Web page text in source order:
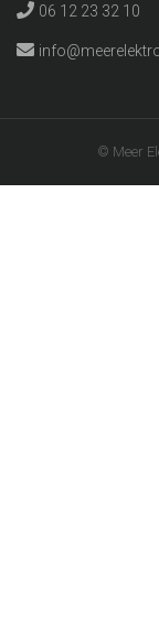
06 12 23 32 10
© Meer